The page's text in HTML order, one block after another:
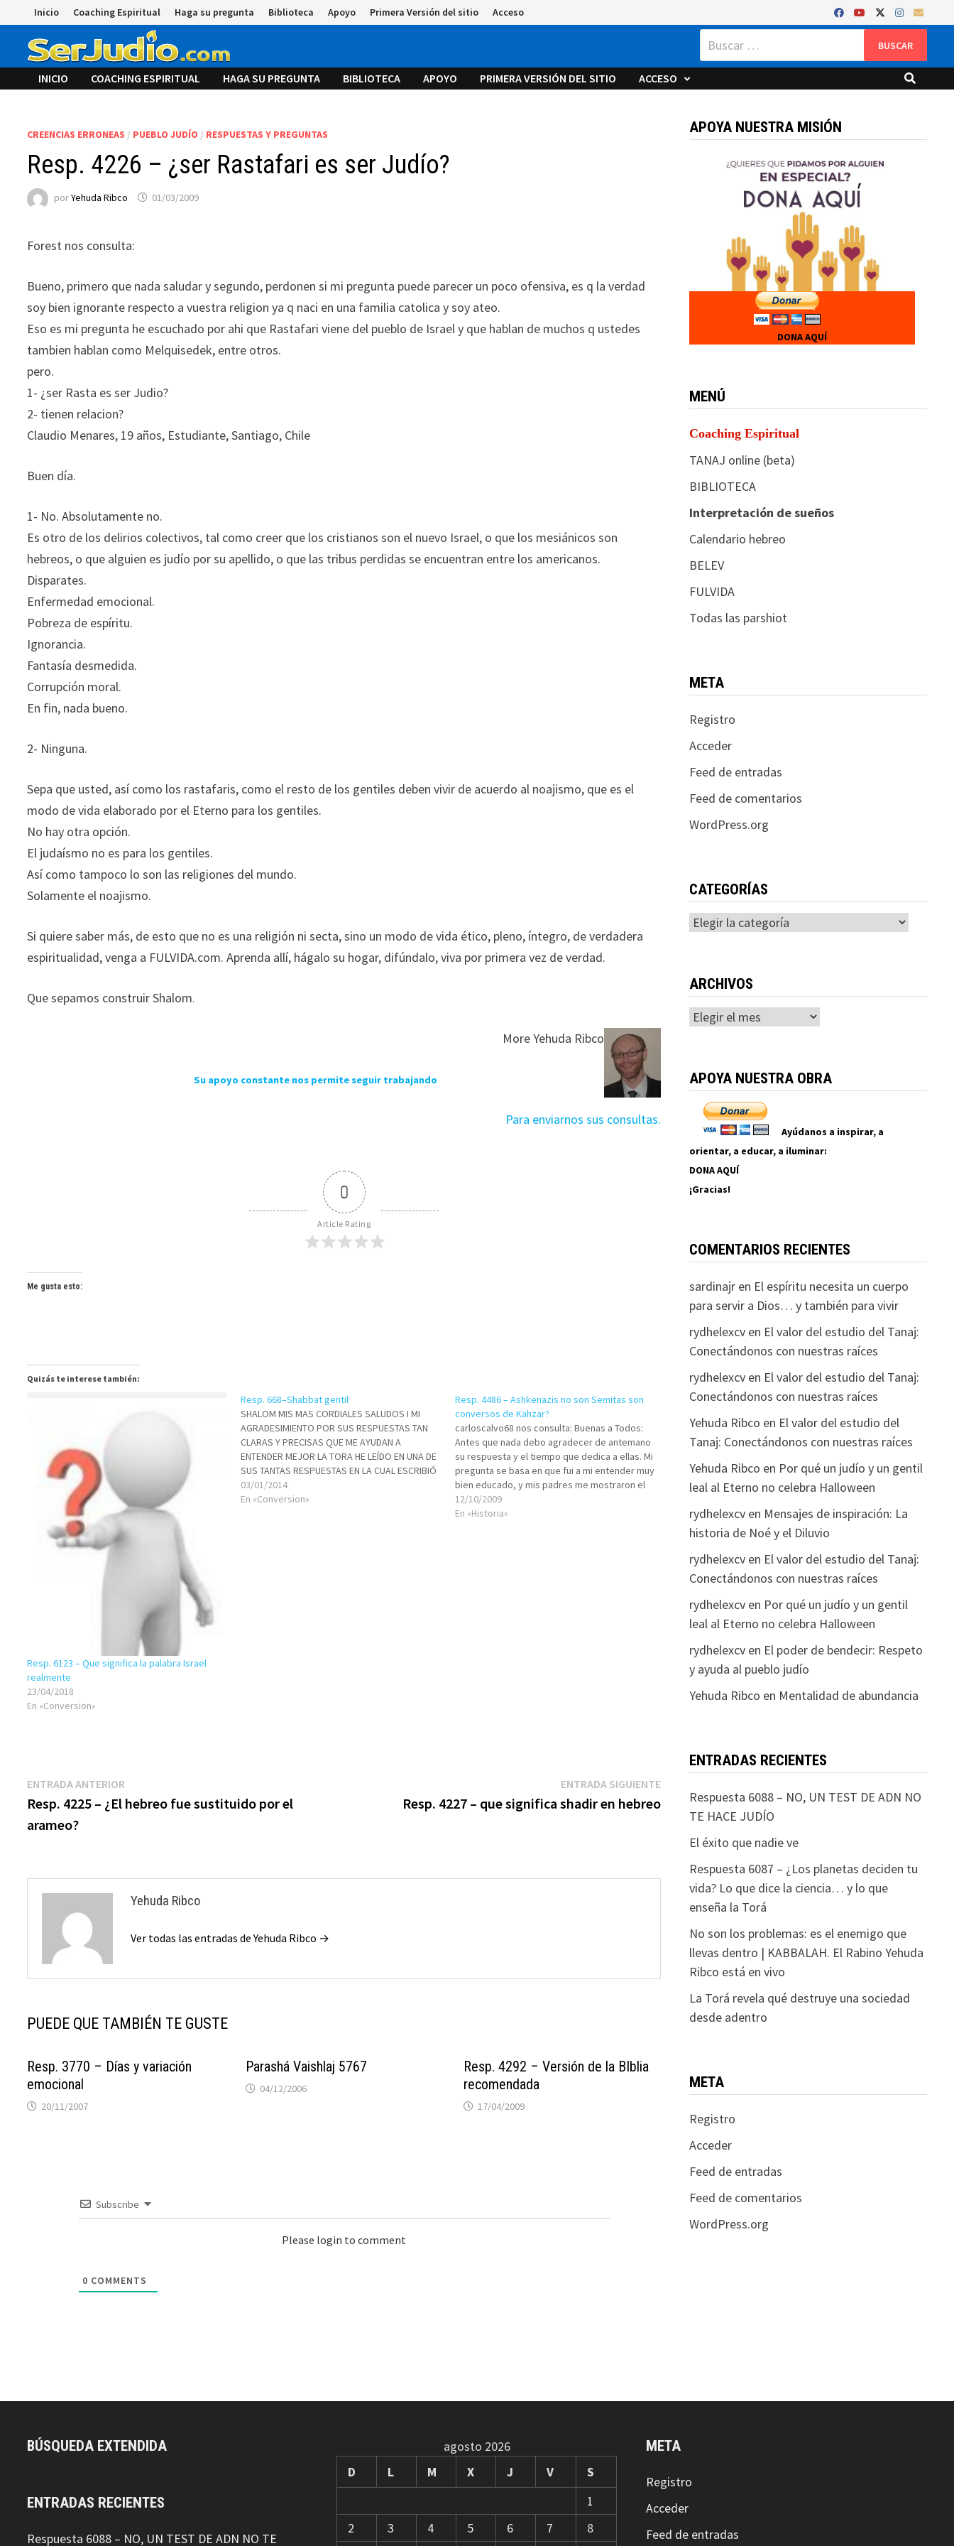
al
contenido
Inicio Coaching Espiritual Haga su pregunta Biblioteca Apoyo Primera Versión del sitio Acceso
Buscar:
INICIO COACHING ESPIRITUAL HAGA SU PREGUNTA BIBLIOTECA APOYO PRIMERA VERSIÓN DEL SITIO ACCESO
CREENCIAS ERRONEAS / PUEBLO JUDÍO / RESPUESTAS Y PREGUNTAS
Resp. 4226 – ¿ser Rastafari es ser Judío?
porYehuda Ribco 01/03/2009
Forest nos consulta:
Bueno, primero que nada saludar y segundo, perdonen si mi pregunta puede parecer un poco ofensiva, es q la verdad
soy bien ignorante respecto a vuestra religion ya q naci en una familia catolica y soy ateo.
Eso es mi pregunta he escuchado por ahi que Rastafari viene del pueblo de Israel y que hablan de muchos q ustedes
tambien hablan como Melquisedek, entre otros.
pero.
1- ¿ser Rasta es ser Judio?
2- tienen relacion?
Claudio Menares, 19 años, Estudiante, Santiago, Chile
Buen día.
1- No. Absolutamente no.
Es otro de los delirios colectivos, tal como creer que los cristianos son el nuevo Israel, o que los mesiánicos son
hebreos, o que alguien es judío por su apellido, o que las tribus perdidas se encuentran entre los americanos.
Disparates.
Enfermedad emocional.
Pobreza de espíritu.
Ignorancia.
Fantasía desmedida.
Corrupción moral.
En fin, nada bueno.
2- Ninguna.
Sepa que usted, así como los rastafaris, como el resto de los gentiles deben vivir de acuerdo al noajismo, que es el
modo de vida elaborado por el Eterno para los gentiles.
No hay otra opción.
El judaísmo no es para los gentiles.
Así como tampoco lo son las religiones del mundo.
Solamente el noajismo.
Si quiere saber más, de esto que no es una religión ni secta, sino un modo de vida ético, pleno, íntegro, de verdadera
espiritualidad, venga a FULVIDA.com. Aprenda allí, hágalo su hogar, difúndalo, viva por primera vez de verdad.
Que sepamos construir Shalom.
More Yehuda Ribco
Su apoyo constante nos permite seguir trabajando
Para enviarnos sus consultas.
0
Article Rating
Me gusta esto:
Quizás te interese también:
Resp. 6123 – Que significa la palabra Israel
realmente
23/04/2018
En «Conversion»
Resp. 668–Shabbat gentil
SHALOM MIS MAS CORDIALES SALUDOS I MI
AGRADESIMIENTO POR SUS RESPUESTAS TAN
CLARAS Y PRECISAS QUE ME AYUDAN A
ENTENDER MEJOR LA TORA HE LEÍDO EN UNA DE
SUS TANTAS RESPUESTAS EN LA CUAL ESCRIBIÓ
QUE EL GENTIL SIN IMPORTAR LO MUCHO QUE
AME AL DIOS DE ISRAEL NO DEBE…
03/01/2014
En «Conversion»
Resp. 4486 – Ashkenazis no son Semitas son
conversos de Kahzar?
carloscalvo68 nos consulta: Buenas a Todos:
Antes que nada debo agradecer de antemano
su respuesta y el tiempo que dedica a ellas. Mi
pregunta se basa en que fui a mi entender muy
bien educado, y mis padres me mostraron el
sufrimiento y la persecucion sufrida por el
pueblo Judio…
12/10/2009
En «Historia»
Navegación
de
ENTRADA ANTERIOR
anterior:
Resp. 4225 – ¿El hebreo fue sustituido por el
arameo?
ENTRADA SIGUIENTEEntrada
siguiente:
Resp. 4227 – que significa shadir en hebreo
Yehuda Ribco
Ver todas las entradas de Yehuda Ribco →
PUEDE QUE TAMBIÉN TE GUSTE
Resp. 3770 – Días y variación
emocional
20/11/2007
Parashá Vaishlaj 5767
04/12/2006
Resp. 4292 – Versión de la BIblia
recomendada
17/04/2009
Subscribe
Please login to comment
0 COMMENTS
APOYA NUESTRA MISIÓN
DONA AQUÍ
MENÚ
Coaching Espiritual
TANAJ online (beta)
BIBLIOTECA
Interpretación de sueños
Calendario hebreo
BELEV
FULVIDA
Todas las parshiot
META
Registro
Acceder
Feed de entradas
Feed de comentarios
WordPress.org
CATEGORÍAS
Categorías
ARCHIVOS
Archivos
APOYA NUESTRA OBRA
Ayúdanos a inspirar, a
orientar, a educar, a iluminar:
DONA AQUÍ
¡Gracias!
COMENTARIOS RECIENTES
sardinajren El espíritu necesita un cuerpo
para servir a Dios… y también para vivir
rydhelexcven El valor del estudio del Tanaj:
Conectándonos con nuestras raíces
rydhelexcven El valor del estudio del Tanaj:
Conectándonos con nuestras raíces
Yehuda Ribco en El valor del estudio del
Tanaj: Conectándonos con nuestras raíces
Yehuda Ribco en Por qué un judío y un gentil
leal al Eterno no celebra Halloween
rydhelexcven Mensajes de inspiración: La
historia de Noé y el Diluvio
rydhelexcven El valor del estudio del Tanaj:
Conectándonos con nuestras raíces
rydhelexcven Por qué un judío y un gentil
leal al Eterno no celebra Halloween
rydhelexcven El poder de bendecir: Respeto
y ayuda al pueblo judío
Yehuda Ribco en Mentalidad de abundancia
ENTRADAS RECIENTES
Respuesta 6088 – NO, UN TEST DE ADN NO
TE HACE JUDÍO
El éxito que nadie ve
Respuesta 6087 – ¿Los planetas deciden tu
vida? Lo que dice la ciencia… y lo que
enseña la Torá
No son los problemas: es el enemigo que
llevas dentro | KABBALAH. El Rabino Yehuda
Ribco está en vivo
La Torá revela qué destruye una sociedad
desde adentro
META
Registro
Acceder
Feed de entradas
Feed de comentarios
WordPress.org
BÚSQUEDA EXTENDIDA
ENTRADAS RECIENTES
Respuesta 6088 – NO, UN TEST DE ADN NO TE
agosto 2026
D
L M X J V
S
1
2
3 4 5 6 7 8
META
Registro
Acceder
Feed de entradas